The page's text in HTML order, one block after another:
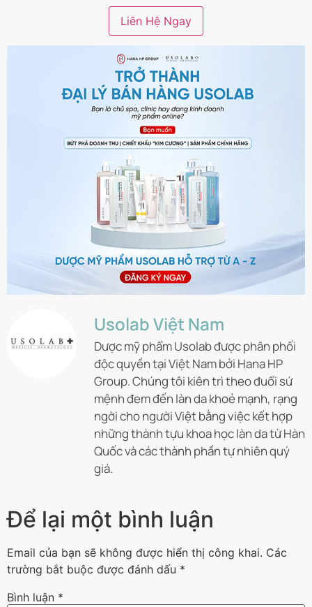
Usolab Việt Nam
Dược mỹ phẩm Usolab được phân phối
độc quyền tại Việt Nam bởi Hana HP
Group. Chúng tôi kiên trì theo đuổi sứ
mệnh đem đến làn da khoẻ mạnh, rạng
ngời cho người Việt bằng việc kết hợp
những thành tựu khoa học làn da từ Hàn
Quốc và các thành phần tự nhiên quý
giá.
Để lại một bình luận
Email của bạn sẽ không được hiển thị công khai. Các
trường bắt buộc được đánh dấu *
Bình luận *